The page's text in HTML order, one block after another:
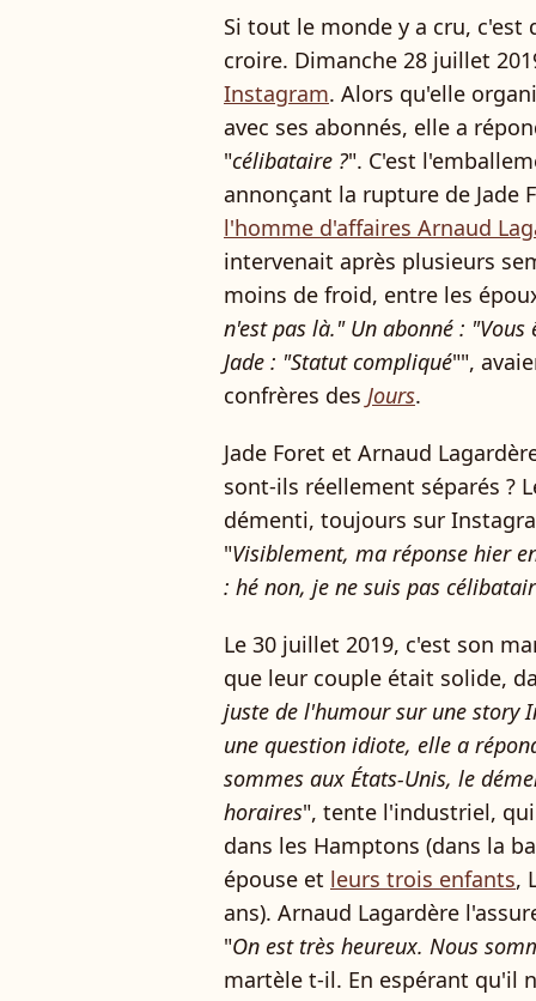
Si tout le monde y a cru, c'est
croire. Dimanche 28 juillet
Instagram. Alors qu'elle
avec ses abonnés, elle a
"célibataire ?". C'est
annonçant la rupture de Jade
l'homme d'affaires Arnaud
intervenait après plusieurs
moins de froid, entre les
n'est pas là." Un abonné :
Jade : "Statut compliqué"",
confrères des Jours.
Jade Foret et Arnaud
sont-ils réellement séparés ?
démenti, toujours sur
"Visiblement, ma réponse hier
: hé non, je ne suis pas
Le 30 juillet 2019, c'est son
que leur couple était solide,
juste de l'humour sur une story
une question idiote, elle a
sommes aux États-Unis, le
horaires", tente l'industriel,
dans les Hamptons (dans la
épouse et leurs trois enfants,
ans). Arnaud Lagardère
"On est très heureux. Nous
martèle t-il. En espérant qu'il